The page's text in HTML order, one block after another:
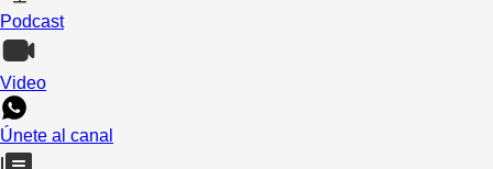
Podcast
Video
Únete al canal